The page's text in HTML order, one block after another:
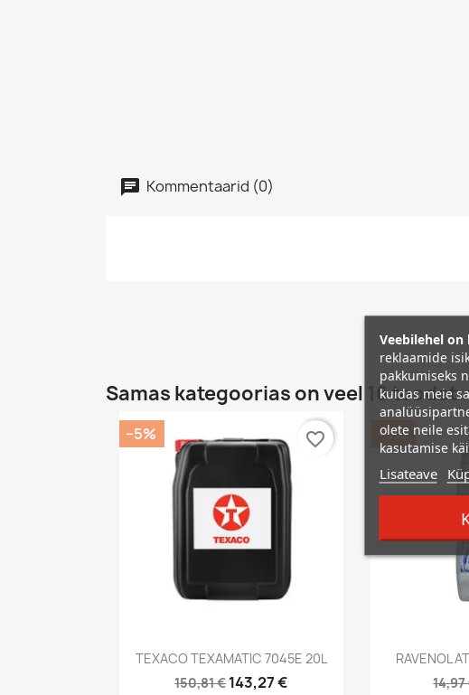
Kommentaarid (0)
Samas kategoorias on veel 16 toodet :
Kiirvaade
TEXACO TEXAMATIC 7045E 20L
150,81 €143,27 €
−5% favorite_border

RAVENOL
−5%
Veebilehel
reklaamide
pakkumiseks
kuidas meie
olete neile
kasutamise
Lisateave